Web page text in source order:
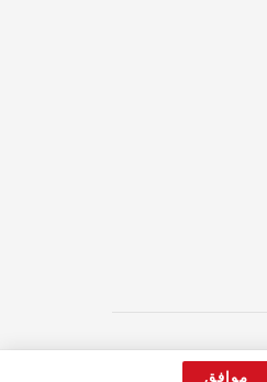
موافق